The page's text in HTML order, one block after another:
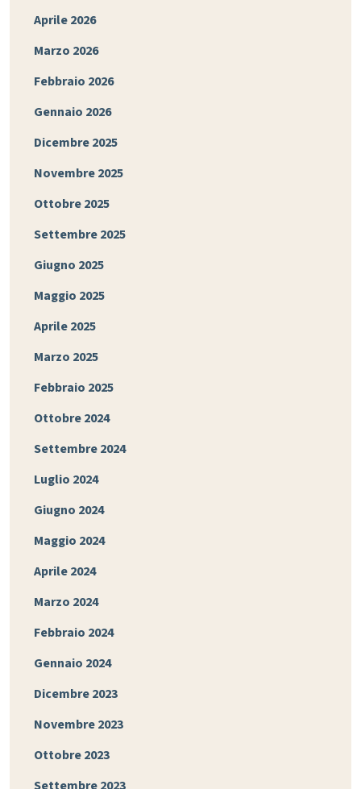
Aprile 2026
Marzo 2026
Febbraio 2026
Gennaio 2026
Dicembre 2025
Novembre 2025
Ottobre 2025
Settembre 2025
Giugno 2025
Maggio 2025
Aprile 2025
Marzo 2025
Febbraio 2025
Ottobre 2024
Settembre 2024
Luglio 2024
Giugno 2024
Maggio 2024
Aprile 2024
Marzo 2024
Febbraio 2024
Gennaio 2024
Dicembre 2023
Novembre 2023
Ottobre 2023